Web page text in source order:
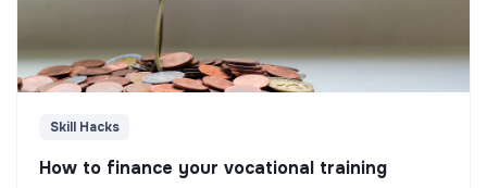
Skill Hacks
How to finance your vocational training